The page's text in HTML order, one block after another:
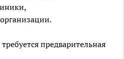
предварительная